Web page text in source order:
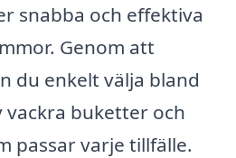
snabba och effektiva
Genom att
du enkelt välja bland
buketter och
passar varje tillfälle.